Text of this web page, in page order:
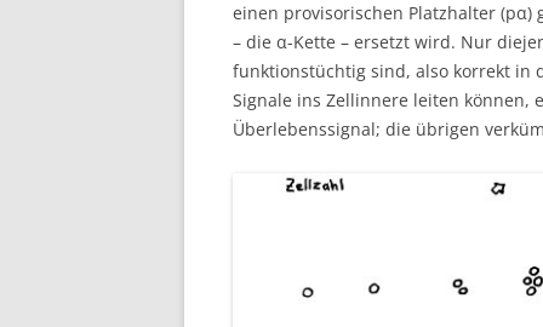
einen provisorischen Platzhalter
– die α-Kette – ersetzt wird. Nur
funktionstüchtig sind, also korrekt in
Signale ins Zellinnere leiten können,
Überlebenssignal; die übrigen